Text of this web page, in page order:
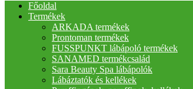
Főoldal
Termékek
ARKADA termékek
Prontoman termékek
FUSSPUNKT lábápoló termékek
SANAMED termékcsalád
Sara Beauty Spa lábápolók
Lábáztatók és kellékek